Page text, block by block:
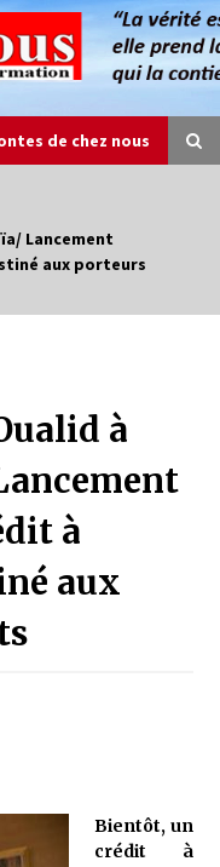
de chez nous
là (17e partie)
du M’zab
tomber ! »
Lancement
aux porteurs
à
à
aux
Bientôt, un
crédit à